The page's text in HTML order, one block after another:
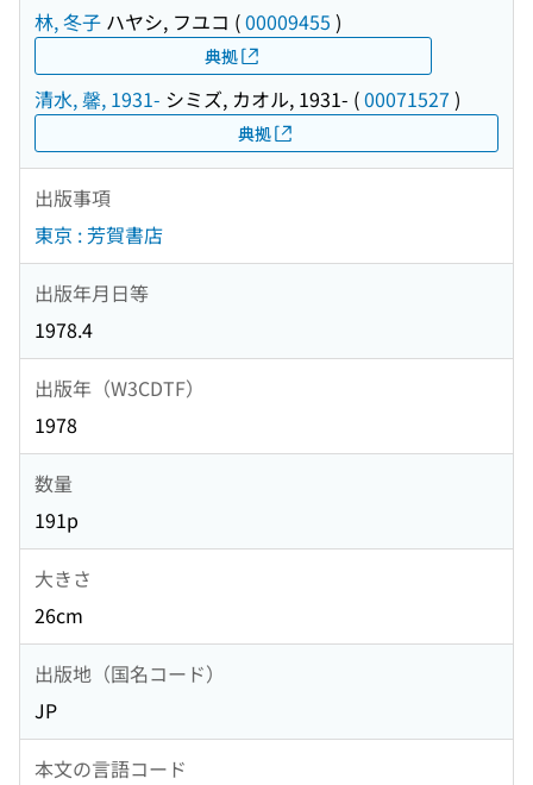
林, 冬子 ハヤシ, フユコ (00009455 )
典拠
清水, 馨, 1931- シミズ, カオル, 1931- (00071527 )
典拠
出版事項
東京 : 芳賀書店
出版年月日等
1978.4
出版年（W3CDTF）
1978
数量
191p
大きさ
26cm
出版地（国名コード）
JP
本文の言語コード